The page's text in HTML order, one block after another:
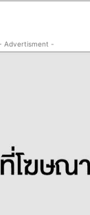
Advertisment -